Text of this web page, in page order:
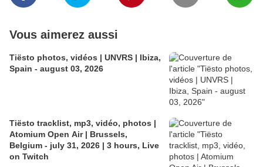
Vous aimerez aussi
Tiësto photos, vidéos | UNVRS | Ibiza,
Spain - august 03, 2026
Tiësto tracklist, mp3, vidéo, photos |
Atomium Open Air | Brussels,
Belgium - july 31, 2026 | 3 hours, Live
on Twitch